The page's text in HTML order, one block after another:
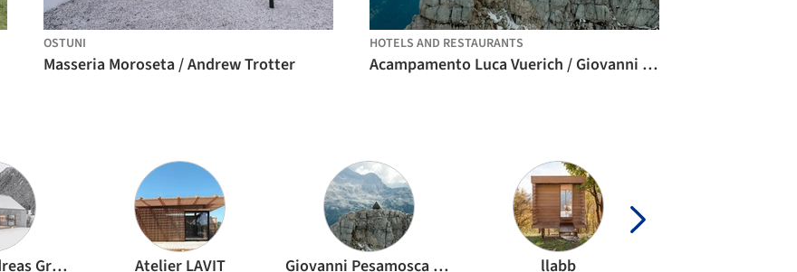
OSTUNI
Masseria Moroseta / Andrew Trotter
HOTELS AND RESTAURANTS
Acampamento Luca Vuerich / Giovanni Pesamosca Architetto
Architekt Andreas Gruber Atelier LAVIT Giovanni Pesamosca Architetto llabb